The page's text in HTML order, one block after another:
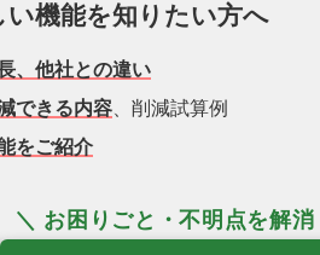
機能を知りたい方へ
、他社との違い
できる内容、削減試算例
をご紹介